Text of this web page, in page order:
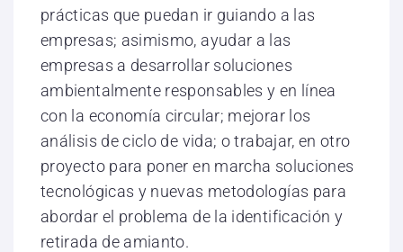
prácticas que puedan ir guiando a las
empresas; asimismo, ayudar a las
empresas a desarrollar soluciones
ambientalmente responsables y en línea
con la economía circular; mejorar los
análisis de ciclo de vida; o trabajar, en otro
proyecto para poner en marcha soluciones
tecnológicas y nuevas metodologías para
abordar el problema de la identificación y
retirada de amianto.